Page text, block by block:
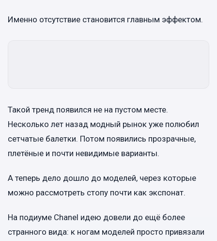
Именно отсутствие становится главным эффектом.
Такой тренд появился не на пустом месте.
Несколько лет назад модный рынок уже полюбил
сетчатые балетки. Потом появились прозрачные,
плетёные и почти невидимые варианты.
А теперь дело дошло до моделей, через которые
можно рассмотреть стопу почти как экспонат.
На подиуме Chanel идею довели до ещё более
странного вида: к ногам моделей просто привязали